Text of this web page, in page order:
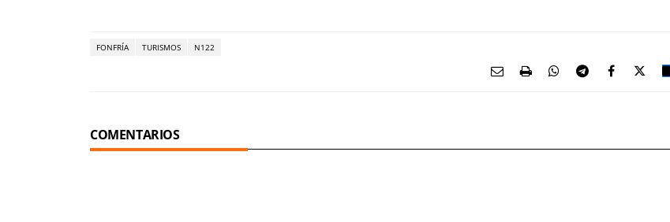
FONFRÍA TURISMOS N122
COMENTARIOS